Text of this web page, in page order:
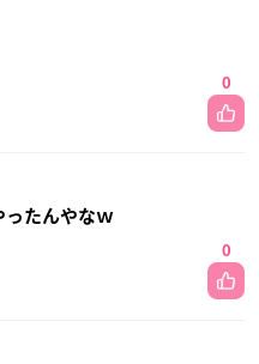
0
ったんやなｗ
0